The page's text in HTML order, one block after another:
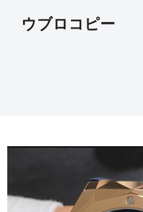
ウブロコピー